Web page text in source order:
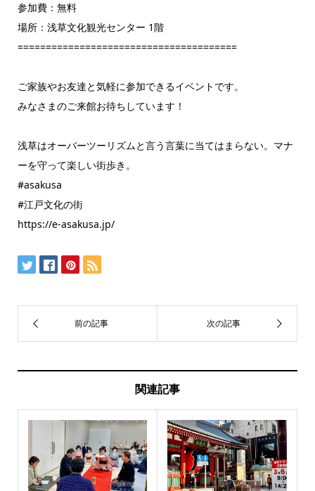
参加費：無料
場所：浅草文化観光センター 1階
=======================================
ご家族やお友達と気軽に参加できるイベントです。
みなさまのご来館お待ちしています！
浅草はオーバーツーリズムと言う言葉に当てはまらない。マナ
ーを守って楽しい街歩き。
#asakusa
#江戸文化の街
https://e-asakusa.jp/
関連記事